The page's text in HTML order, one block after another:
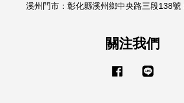
溪州門市：彰化縣溪州鄉中央路三段138號
關注我們
Facebook